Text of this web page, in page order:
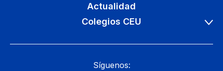
Actualidad
Colegios CEU
Síguenos: